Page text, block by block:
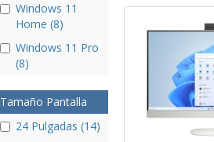
Windows 11
Home (8)
Windows 11 Pro
(8)
Tamaño Pantalla
24 Pulgadas (14)